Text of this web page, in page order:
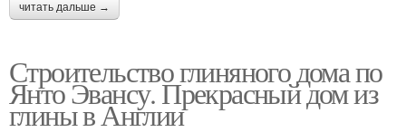
читать дальше →
Строительство глиняного дома по
Янто Эвансу. Прекрасный дом из
глины в Англии